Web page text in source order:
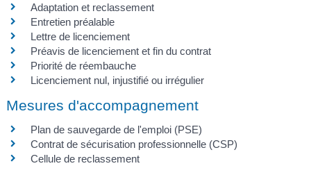
Adaptation et reclassement
Entretien préalable
Lettre de licenciement
Préavis de licenciement et fin du contrat
Priorité de réembauche
Licenciement nul, injustifié ou irrégulier
Mesures d'accompagnement
Plan de sauvegarde de l'emploi (PSE)
Contrat de sécurisation professionnelle (CSP)
Cellule de reclassement